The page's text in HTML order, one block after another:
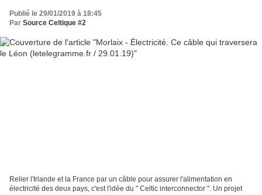
Publié le 29/01/2019 à 18:45
Par Source Celtique #2
Relier l'Irlande et la France par un câble pour assurer l'alimentation en
électricité des deux pays, c'est l'idée du " Celtic interconnector ". Un projet